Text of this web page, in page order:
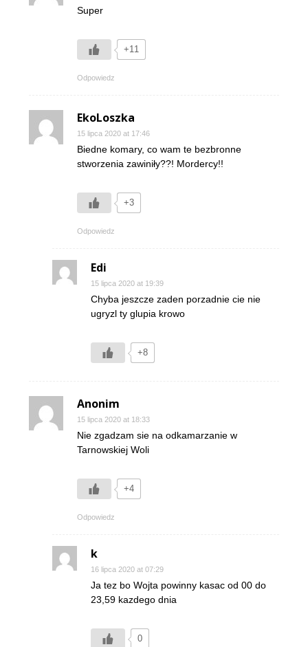
Super
+11
Odpowiedz
EkoLoszka
15 lipca 2020 at 17:46
Biedne komary, co wam te bezbronne
stworzenia zawiniły??! Mordercy!!
+3
Odpowiedz
Edi
15 lipca 2020 at 19:39
Chyba jeszcze zaden porzadnie cie nie
ugryzl ty glupia krowo
+8
Anonim
15 lipca 2020 at 18:33
Nie zgadzam sie na odkamarzanie w
Tarnowskiej Woli
+4
Odpowiedz
k
16 lipca 2020 at 07:29
Ja tez bo Wojta powinny kasac od 00 do
23,59 kazdego dnia
0